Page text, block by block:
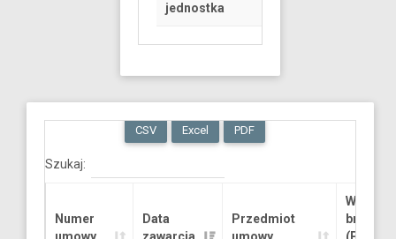
jednostka
CSV Excel PDF
Szukaj:
Numer
Data
Przedmiot
Wartość
brutto